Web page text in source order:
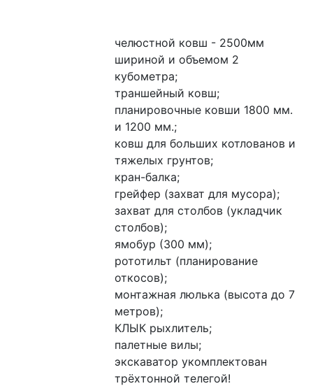
челюстной ковш - 2500мм
шириной и объемом 2
кубометра;
траншейный ковш;
планировочные ковши 1800 мм.
и 1200 мм.;
ковш для больших котлованов и
тяжелых грунтов;
кран-балка;
грейфер (захват для мусора);
захват для столбов (укладчик
столбов);
ямобур (300 мм);
рототильт (планирование
откосов);
монтажная люлька (высота до 7
метров);
КЛЫК рыхлитель;
палетные вилы;
экскаватор укомплектован
трёхтонной телегой!